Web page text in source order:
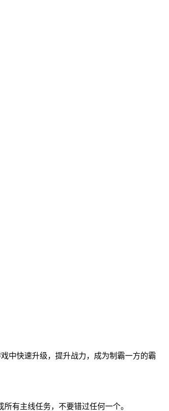
中快速升级，提升战力，成为制霸一方的霸
有主线任务，不要错过任何一个。